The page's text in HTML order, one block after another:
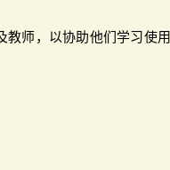
教师，以协助他们学习使用